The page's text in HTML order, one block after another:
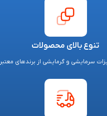
تنوع بالای محصولات
سرمایشی و گرمایشی از برندهای معتبر